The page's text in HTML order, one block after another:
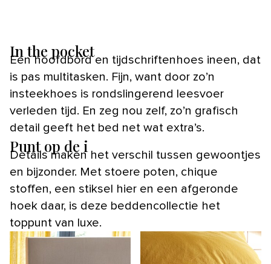
In the pocket
Een hoofdbord en tijdschriftenhoes ineen, dat
is pas multitasken. Fijn, want door zo’n
insteekhoes is rondslingerend leesvoer
verleden tijd. En zeg nou zelf, zo’n grafisch
detail geeft het bed net wat extra’s.
Punt op de i
Details maken het verschil tussen gewoontjes
en bijzonder. Met stoere poten, chique
stoffen, een stiksel hier en een afgeronde
hoek daar, is deze beddencollectie het
toppunt van luxe.